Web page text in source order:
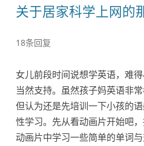
关于居家科学上网的
18条回复
女儿前段时间说想学英语，难
当然支持。虽然孩子妈英语非
但认为还是先培训一下小孩的
性学习。先从看动画片开始吧
动画片中学习一些简单的单词